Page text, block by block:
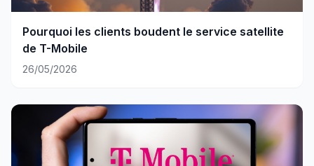
Pourquoi les clients boudent le service satellite
de T-Mobile
26/05/2026